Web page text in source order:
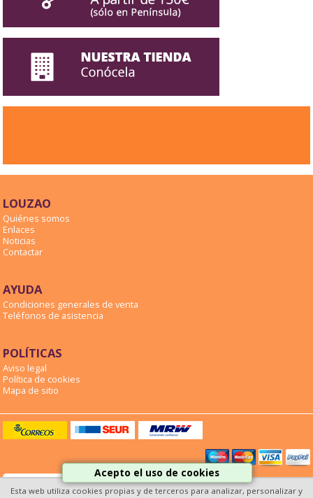
LOUZAO
Quiénes somos
Enlaces
Noticias
Contactar
AYUDA
Condiciones generales de venta
Teléfonos de asistencia
POLÍTICAS
Aviso legal
Política de cookies
Mapa de sitio
Acepto el uso de cookies
Esta web utiliza cookies propias y de terceros para analizar, personalizar y